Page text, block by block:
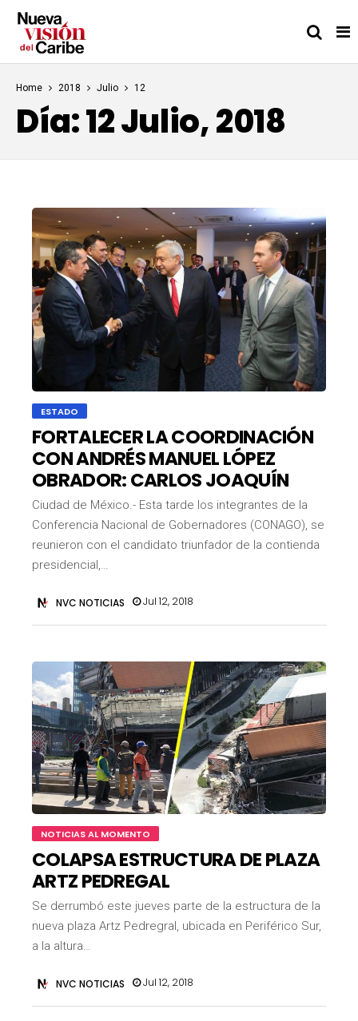
Home 2018 Julio 12
Día:12 Julio, 2018
ESTADO
FORTALECER LA COORDINACIÓN
CON ANDRÉS MANUEL LÓPEZ
OBRADOR: CARLOS JOAQUÍN
Ciudad de México.- Esta tarde los integrantes de la
Conferencia Nacional de Gobernadores (CONAGO), se
reunieron con el candidato triunfador de la contienda
presidencial,…
NVC NOTICIAS Jul 12, 2018
NOTICIAS AL MOMENTO
COLAPSA ESTRUCTURA DE PLAZA
ARTZ PEDREGAL
Se derrumbó este jueves parte de la estructura de la
nueva plaza Artz Pedregral, ubicada en Periférico Sur,
a la altura…
NVC NOTICIAS Jul 12, 2018